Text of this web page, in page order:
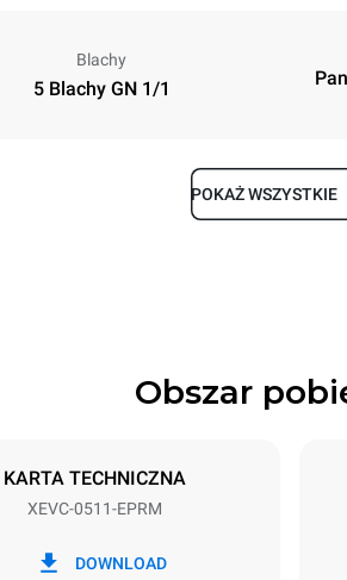
Blachy
5 Blachy GN 1/1
3N~ / 220-240V 3~ / 220-240V
9,4
POKAŻ WSZYSTKIE
Obszar
KARTA TECHNICZNA
XEVC-0511-EPRM
DOWNLOAD